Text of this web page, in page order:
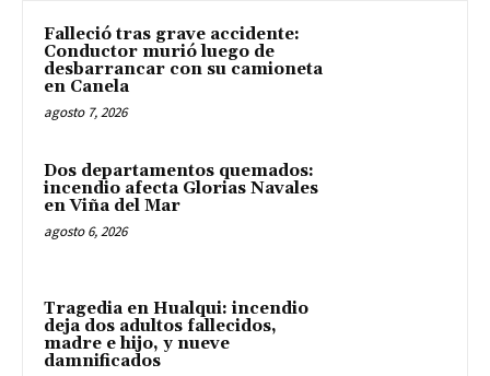
Falleció tras grave accidente:
Conductor murió luego de
desbarrancar con su camioneta
en Canela
agosto 7, 2026
Dos departamentos quemados:
incendio afecta Glorias Navales
en Viña del Mar
agosto 6, 2026
Tragedia en Hualqui: incendio
deja dos adultos fallecidos,
madre e hijo, y nueve
damnificados